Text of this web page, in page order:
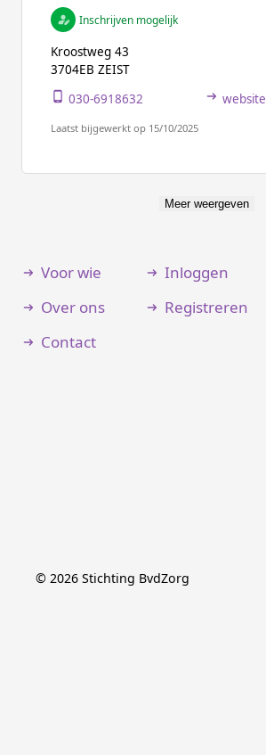
Inschrijven mogelijk
Kroostweg 43
3704EB ZEIST
030-6918632 website
Laatst bijgewerkt op 15/10/2025
Meer weergeven
Voor wie
Over ons
Contact
Inloggen
Registreren
© 2026 Stichting BvdZorg